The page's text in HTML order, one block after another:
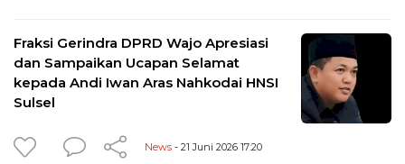
Fraksi Gerindra DPRD Wajo Apresiasi
dan Sampaikan Ucapan Selamat
kepada Andi Iwan Aras Nahkodai HNSI
Sulsel
News - 21 Juni 2026 17:20